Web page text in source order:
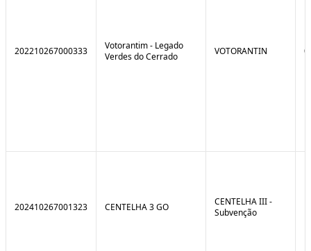
202210267000333
Votorantim - Legado
Verdes do Cerrado
VOTORANTIN
202410267001323 CENTELHA 3 GO
CENTELHA III -
Subvenção